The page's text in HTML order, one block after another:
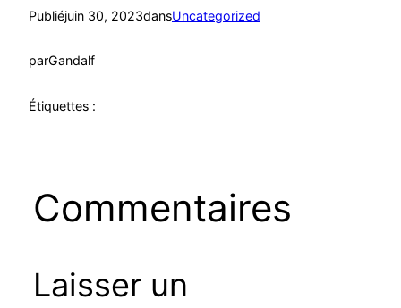
Publiéjuin 30, 2023dansUncategorized
parGandalf
Étiquettes :
Commentaires
Laisser un